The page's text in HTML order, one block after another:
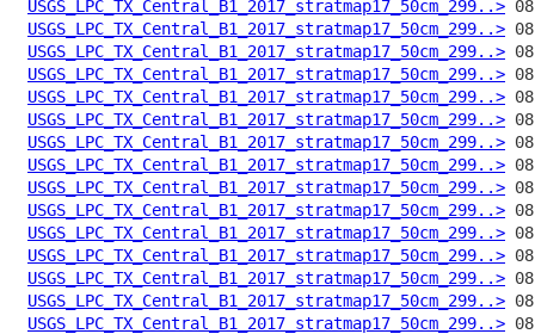
USGS_LPC_TX_Central_B1_2017_stratmap17_50cm_299..>
USGS_LPC_TX_Central_B1_2017_stratmap17_50cm_299..>
USGS_LPC_TX_Central_B1_2017_stratmap17_50cm_299..>
USGS_LPC_TX_Central_B1_2017_stratmap17_50cm_299..>
USGS_LPC_TX_Central_B1_2017_stratmap17_50cm_299..>
USGS_LPC_TX_Central_B1_2017_stratmap17_50cm_299..>
USGS_LPC_TX_Central_B1_2017_stratmap17_50cm_299..>
USGS_LPC_TX_Central_B1_2017_stratmap17_50cm_299..>
USGS_LPC_TX_Central_B1_2017_stratmap17_50cm_299..>
USGS_LPC_TX_Central_B1_2017_stratmap17_50cm_299..>
USGS_LPC_TX_Central_B1_2017_stratmap17_50cm_299..>
USGS_LPC_TX_Central_B1_2017_stratmap17_50cm_299..>
USGS_LPC_TX_Central_B1_2017_stratmap17_50cm_299..>
USGS_LPC_TX_Central_B1_2017_stratmap17_50cm_299..>
USGS_LPC_TX_Central_B1_2017_stratmap17_50cm_299..>